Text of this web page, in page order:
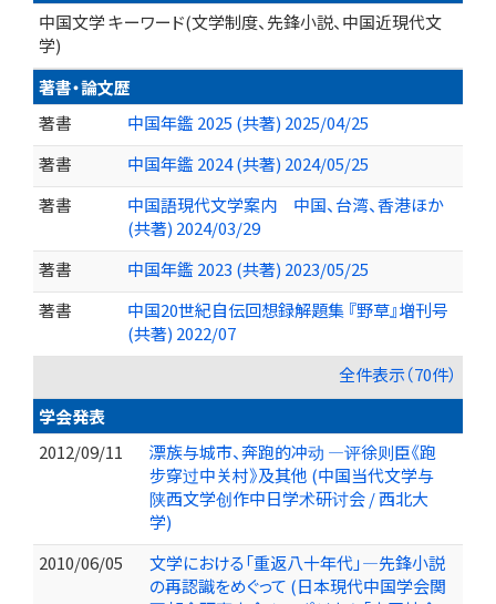
中国文学 キーワード(文学制度、先鋒小説、中国近現代文
学)
著書・論文歴
著書
中国年鑑 2025 (共著) 2025/04/25
著書
中国年鑑 2024 (共著) 2024/05/25
著書
中国語現代文学案内 中国、台湾、香港ほか
(共著) 2024/03/29
著書
中国年鑑 2023 (共著) 2023/05/25
著書
中国20世紀自伝回想録解題集 『野草』増刊号
(共著) 2022/07
全件表示（70件）
学会発表
2012/09/11
漂族与城市、奔跑的冲动 ―评徐则臣《跑
步穿过中关村》及其他 (中国当代文学与
陕西文学创作中日学术研讨会 / 西北大
学)
2010/06/05
文学における「重返八十年代」―先鋒小説
の再認識をめぐって (日本現代中国学会関